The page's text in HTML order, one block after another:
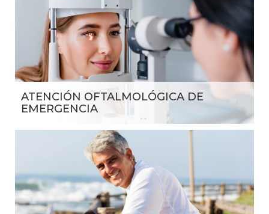
ATENCIÓN OFTALMOLÓGICA DE
EMERGENCIA